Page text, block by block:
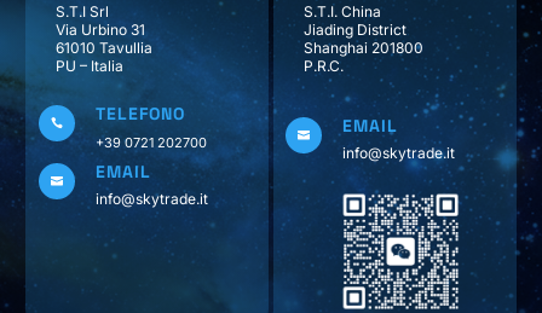
S.T.I Srl
Via Urbino 31
61010 Tavullia
PU – Italia
 TELEFONO
+39 0721 202700
 EMAIL
info@skytrade.it
S.T.I. China
Jiading District
Shanghai 201800
P.R.C.
 EMAIL
info@skytrade.it